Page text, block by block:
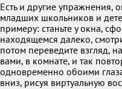
Есть и другие упражнения,
младших школьников и
примеру: станьте у окна,
находящемся далеко,
потом переведите взгляд,
вами, в комнате, и так
одновременно обоими
вниз, рисуя виртуальную